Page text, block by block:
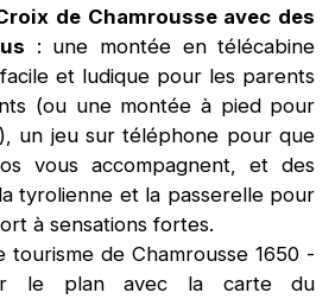
de Chamrousse avec des
: une montée en télécabine
et ludique pour les parents
(ou une montée à pied pour
un jeu sur téléphone pour que
vous accompagnent, et des
tyrolienne et la passerelle pour
à sensations fortes.
tourisme de Chamrousse 1650 -
le plan avec la carte du